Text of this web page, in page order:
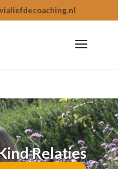
Relaties